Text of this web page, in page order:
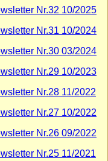
Nr.32 10/2025
Nr.31 10/2024
Nr.30 03/2024
Nr.29 10/2023
Nr.28 11/2022
Nr.27 10/2022
Nr.26 09/2022
Nr.25 11/2021